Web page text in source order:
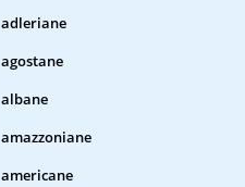
adleriane
agostane
albane
amazzoniane
americane